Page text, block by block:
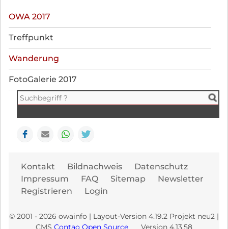
Navigation
OWA 2017
Treffpunkt
Wanderung
FotoGalerie 2017
Facebook
E-mail WhatsApp
Kontakt Bildnachweis
Datenschutz
Impressum
FAQ Sitemap
Newsletter
Registrieren
Login
© 2001 - 2026 owainfo | Layout-Version 4.19.2 Projekt neu2 |
CMS Contao Open Source Version 4.13.58